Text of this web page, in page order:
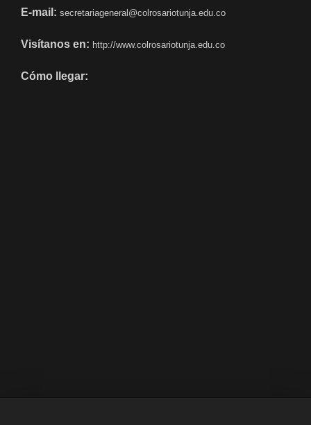
E-mail: secretariageneral@colrosariotunja.edu.co
Visítanos en: http://www.colrosariotunja.edu.co
Cómo llegar: